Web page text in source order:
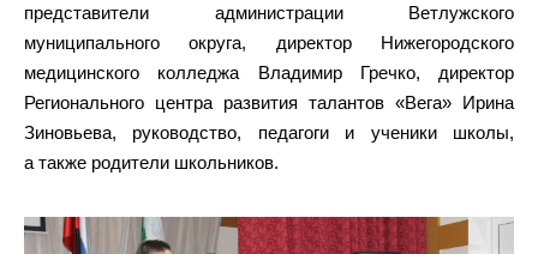
представители администрации Ветлужского
муниципального округа, директор Нижегородского
медицинского колледжа Владимир Гречко, директор
Регионального центра развития талантов «Вега» Ирина
Зиновьева, руководство, педагоги и ученики школы,
а также родители школьников.